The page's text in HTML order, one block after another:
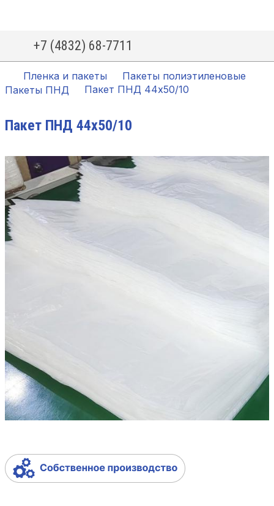
+7 (4832) 68-7711
Пленка и пакеты
Пакеты полиэтиленовые
Пакеты ПНД
Пакет ПНД 44х50/10
Пакет ПНД 44х50/10